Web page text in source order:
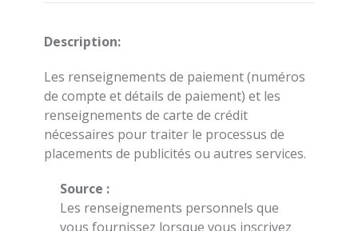
Description:
Les renseignements de paiement (numéros
de compte et détails de paiement) et les
renseignements de carte de crédit
nécessaires pour traiter le processus de
placements de publicités ou autres services.
Source :
Les renseignements personnels que
vous fournissez lorsque vous inscrivez